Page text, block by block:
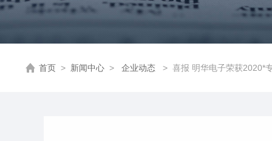
首页 > 新闻中心 > 企业动态 > 喜报 明华电子荣获2020*